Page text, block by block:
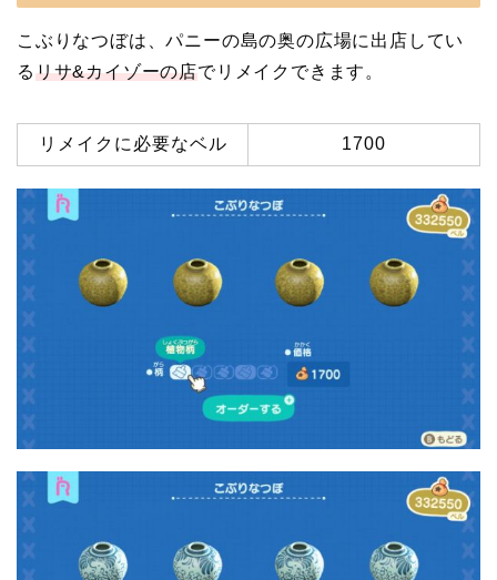
こぶりなつぼは、パニーの島の奥の広場に出店してい
るリサ&カイゾーの店でリメイクできます。
リメイクに必要なベル 1700